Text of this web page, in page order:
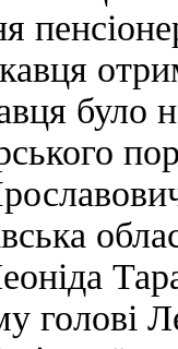
було
голові